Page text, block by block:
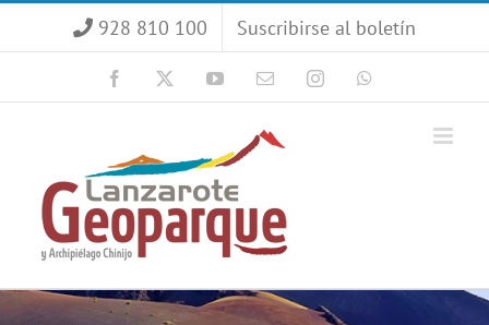
928 810 100 Suscribirse al boletín
Facebook YouTubeCorreoInstagram